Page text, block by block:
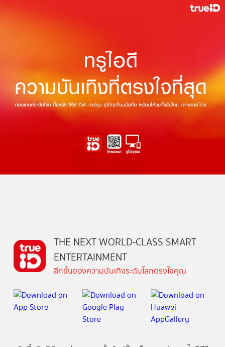
THE NEXT WORLD-CLASS SMART
ENTERTAINMENT
อีกขั้นของความบันเทิงระดับโลกตรงใจคุณ